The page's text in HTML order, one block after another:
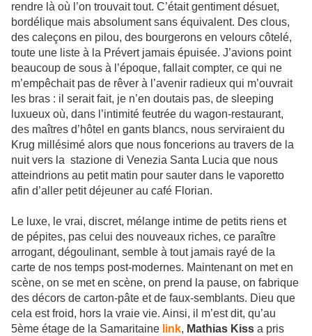
rendre là où l’on trouvait tout. C’était gentiment désuet,
bordélique mais absolument sans équivalent. Des clous,
des caleçons en pilou, des bourgerons en velours côtelé,
toute une liste à la Prévert jamais épuisée. J’avions point
beaucoup de sous à l’époque, fallait compter, ce qui ne
m’empêchait pas de rêver à l’avenir radieux qui m’ouvrait
les bras : il serait fait, je n’en doutais pas, de sleeping
luxueux où, dans l’intimité feutrée du wagon-restaurant,
des maîtres d’hôtel en gants blancs, nous serviraient du
Krug millésimé alors que nous foncerions au travers de la
nuit vers la stazione di Venezia Santa Lucia que nous
atteindrions au petit matin pour sauter dans le vaporetto
afin d’aller petit déjeuner au café Florian.
Le luxe, le vrai, discret, mélange intime de petits riens et
de pépites, pas celui des nouveaux riches, ce paraître
arrogant, dégoulinant, semble à tout jamais rayé de la
carte de nos temps post-modernes. Maintenant on met en
scène, on se met en scène, on prend la pause, on fabrique
des décors de carton-pâte et de faux-semblants. Dieu que
cela est froid, hors la vraie vie. Ainsi, il m’est dit, qu’au
5ème étage de la Samaritaine link, Mathias Kiss a pris